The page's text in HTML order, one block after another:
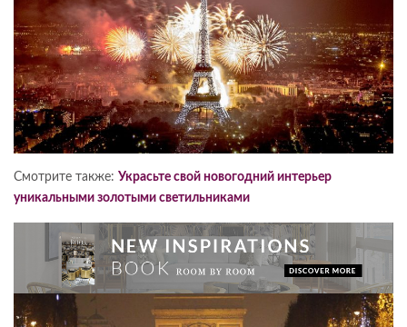
Смотрите также: Украсьте свой новогодний интерьер
уникальными золотыми светильниками